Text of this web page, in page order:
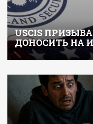
USCIS
ДОНОСИТЬ НА